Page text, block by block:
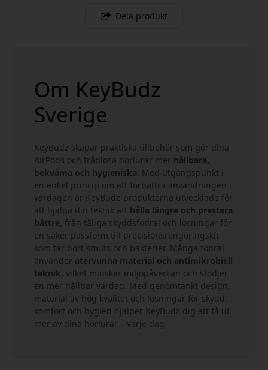
Dela produkt
Om KeyBudz
Sverige
KeyBudz skapar praktiska tillbehör som gör dina
AirPods och trådlösa hörlurar mer hållbara,
bekväma och hygieniska. Med utgångspunkt i
en enkel princip om att förbättra användningen i
vardagen är KeyBudz-produkterna utvecklade för
att hjälpa din teknik att hålla längre och prestera
bättre, från tåliga skyddsfodral och lösningar för
en säker passform till precisionsrengöringskit
som tar bort smuts och bakterier. Många fodral
använder återvunna material och antimikrobiell
teknik, vilket minskar miljöpåverkan och stödjer
en mer hållbar vardag. Med genomtänkt design,
material av hög kvalitet och lösningar för skydd,
komfort och hygien hjälper KeyBudz dig att få ut
mer av dina hörlurar – varje dag.